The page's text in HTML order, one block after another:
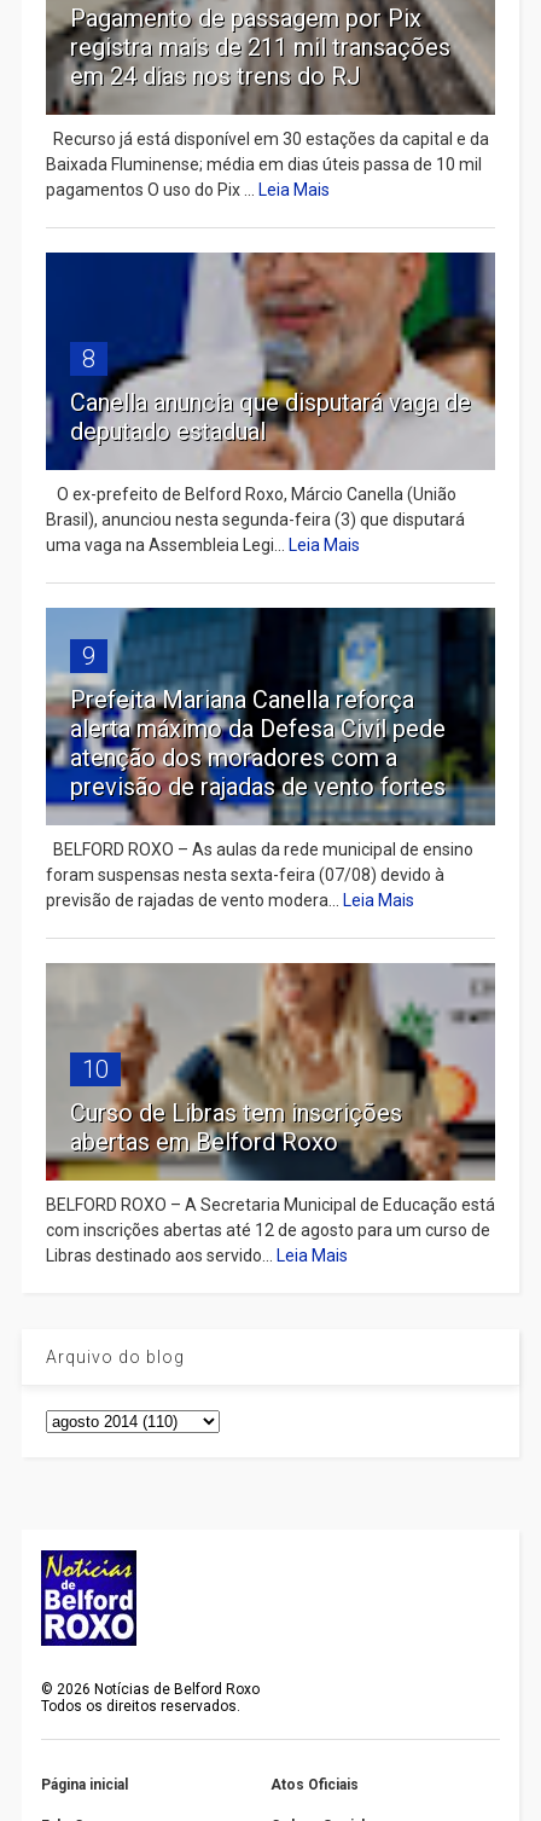
Pagamento de passagem por Pix
registra mais de 211 mil transações
em 24 dias nos trens do RJ
Recurso já está disponível em 30 estações da capital e da
Baixada Fluminense; média em dias úteis passa de 10 mil
pagamentos O uso do Pix ... Leia Mais
8
Canella anuncia que disputará vaga de
deputado estadual
​ O ex-prefeito de Belford Roxo, Márcio Canella (União
Brasil), anunciou nesta segunda-feira (3) que disputará
uma vaga na Assembleia Legi... Leia Mais
9
Prefeita Mariana Canella reforça
alerta máximo da Defesa Civil pede
atenção dos moradores com a
previsão de rajadas de vento fortes
BELFORD ROXO – As aulas da rede municipal de ensino
foram suspensas nesta sexta-feira (07/08) devido à
previsão de rajadas de vento modera... Leia Mais
10
Curso de Libras tem inscrições
abertas em Belford Roxo
BELFORD ROXO – A Secretaria Municipal de Educação está
com inscrições abertas até 12 de agosto para um curso de
Libras destinado aos servido... Leia Mais
Arquivo do blog
© 2026 Notícias de Belford Roxo
Todos os direitos reservados.
Página inicial Atos Oficiais